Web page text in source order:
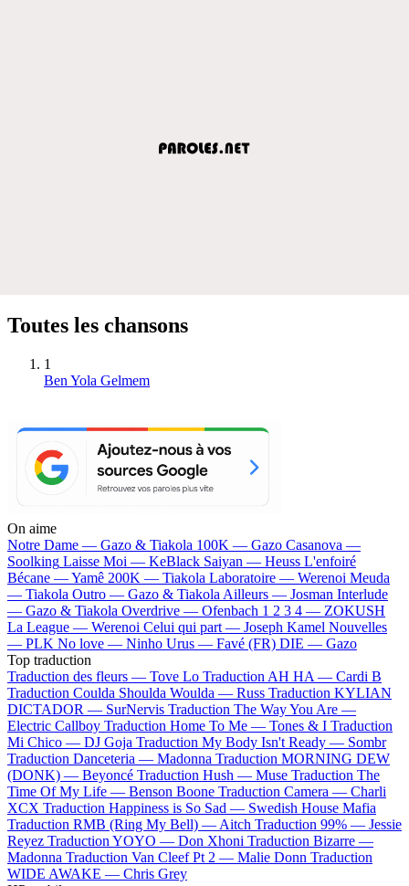
Toutes les chansons
1
Ben Yola Gelmem
On aime
Notre Dame — Gazo & Tiakola 100K — Gazo Casanova —
Soolking Laisse Moi — KeBlack Saiyan — Heuss L'enfoiré
Bécane —Yamê 200K — Tiakola Laboratoire — Werenoi Meuda
— Tiakola Outro — Gazo & Tiakola Ailleurs — Josman Interlude
— Gazo & Tiakola Overdrive — Ofenbach 1 2 3 4 — ZOKUSH
La League — Werenoi Celui qui part — Joseph Kamel Nouvelles
— PLK No love — Ninho Urus — Favé (FR) DIE — Gazo
Top traduction
Traduction des fleurs — Tove Lo Traduction AH HA — Cardi B
Traduction Coulda Shoulda Woulda — Russ Traduction KYLIAN
DICTADOR — SurNervis Traduction The Way You Are —
Electric Callboy Traduction Home To Me — Tones & I Traduction
Mi Chico — DJ Goja Traduction My Body Isn't Ready — Sombr
Traduction Danceteria — Madonna Traduction MORNING DEW
(DONK) — Beyoncé Traduction Hush — Muse Traduction The
Time Of My Life — Benson Boone Traduction Camera — Charli
XCX Traduction Happiness is So Sad — Swedish House Mafia
Traduction RMB (Ring My Bell) — Aitch Traduction 99% — Jessie
Reyez Traduction YOYO — Don Xhoni Traduction Bizarre —
Madonna Traduction Van Cleef Pt 2 — Malie Donn Traduction
WIDE AWAKE — Chris Grey